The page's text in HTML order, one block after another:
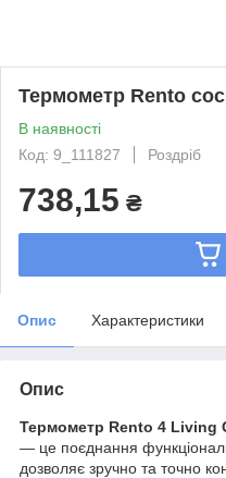
Термометр Rento
В наявності
Код: 9_111827
Роздріб
738,15 ₴
Опис Характеристики
Опис
Термометр Rento 4 Living
— це поєднання
дозволяє зручно та точно